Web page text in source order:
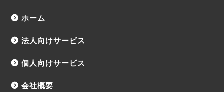
ホーム
法人向けサービス
個人向けサービス
会社概要